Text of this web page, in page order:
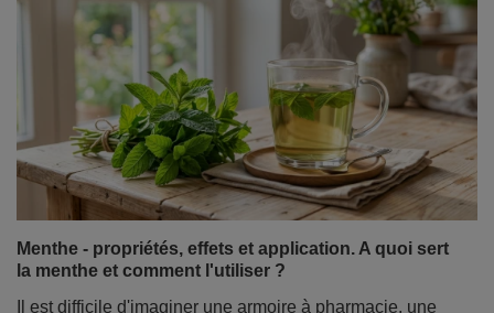
Menthe - propriétés, effets et application. A quoi sert
la menthe et comment l'utiliser ?
Il est difficile d'imaginer une armoire à pharmacie, une
cuisine ou un rafraîchissement estival sans elle. La
menthe est sans doute l'une des plantes les plus
populaires au monde, appréciée depuis des millénaires
d'action. Mais saviez-vous que le terme "menthe" cache
toute une famille de variétés fascinantes aux propriétés
totalement différentes ?